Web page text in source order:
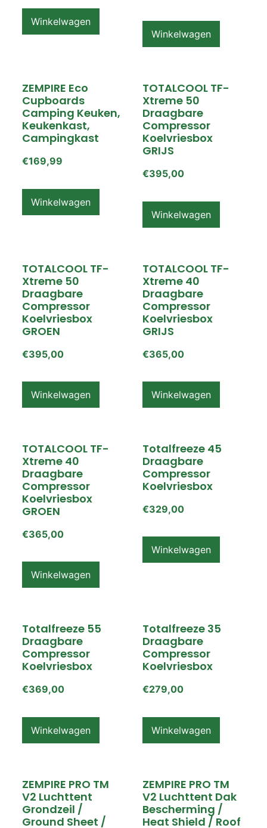
Winkelwagen
Winkelwagen
ZEMPIRE Eco
Cupboards
Camping Keuken,
Keukenkast,
Campingkast
€169,99
Winkelwagen
TOTALCOOL TF-
Xtreme 50
Draagbare
Compressor
Koelvriesbox
GRIJS
€395,00
Winkelwagen
TOTALCOOL TF-
Xtreme 50
Draagbare
Compressor
Koelvriesbox
GROEN
€395,00
Winkelwagen
TOTALCOOL TF-
Xtreme 40
Draagbare
Compressor
Koelvriesbox
GRIJS
€365,00
Winkelwagen
TOTALCOOL TF-
Xtreme 40
Draagbare
Compressor
Koelvriesbox
GROEN
€365,00
Winkelwagen
Totalfreeze 45
Draagbare
Compressor
Koelvriesbox
€329,00
Winkelwagen
Totalfreeze 55
Draagbare
Compressor
Koelvriesbox
€369,00
Winkelwagen
Totalfreeze 35
Draagbare
Compressor
Koelvriesbox
€279,00
Winkelwagen
ZEMPIRE PRO TM
V2 Luchttent
Grondzeil /
Ground Sheet /
ZEMPIRE PRO TM
V2 Luchttent Dak
Bescherming /
Heat Shield / Roof